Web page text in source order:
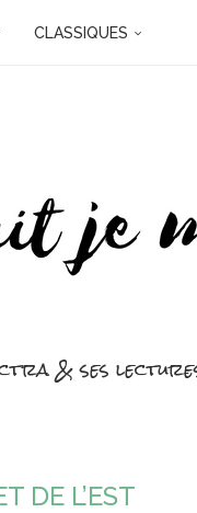
CLASSIQUES
& ses
DE L’EST